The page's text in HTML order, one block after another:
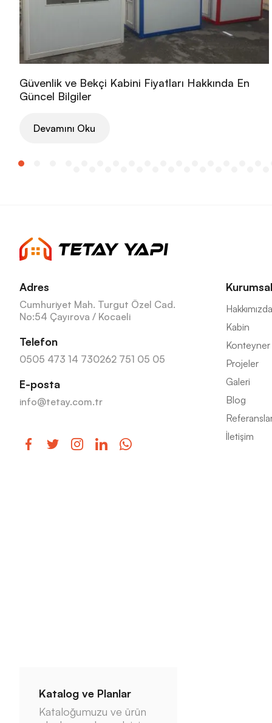
Güvenlik ve Bekçi Kabini Fiyatları Hakkında En
Güncel Bilgiler
Devamını Oku
Adres
Cumhuriyet Mah. Turgut Özel Cad.
No:54 Çayırova / Kocaeli
Telefon
0505 473 14 730262 751 05 05
E-posta
info@tetay.com.tr
Kurumsal
Hakkımızda
Kabin
Konteyner
Projeler
Galeri
Blog
İletişim
Katalog ve Planlar
Kataloğumuzu ve ürün